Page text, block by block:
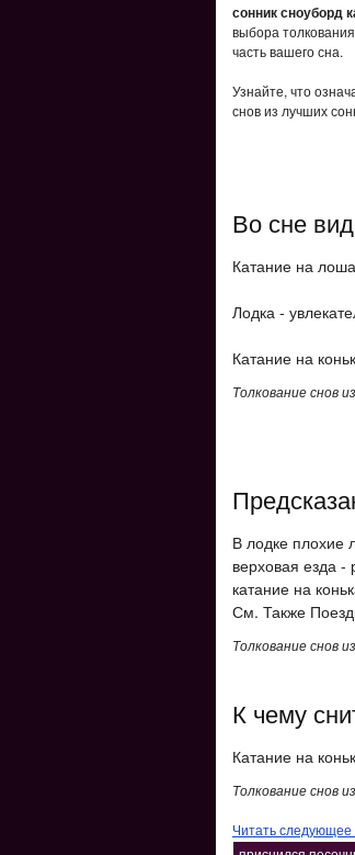
сонник сноуборд
выбора
часть вашего сна.
Узнайте, что
снов из лучших
Во сне
Катание на
Лодка -
Катание на
Толкование снов из
В лодке плохие
верховая езда -
катание на
См. Также
Толкование снов из
К чему
Катание на
Толкование снов из
Читать следующее